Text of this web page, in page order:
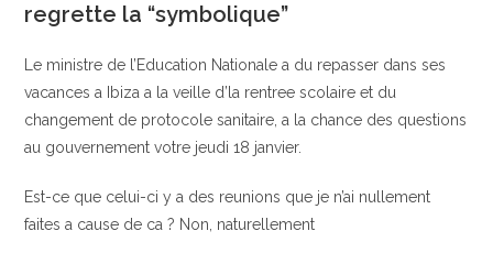
regrette la “symbolique”
Le ministre de l’Education Nationale a du repasser dans ses
vacances a Ibiza a la veille d’la rentree scolaire et du
changement de protocole sanitaire, a la chance des questions
au gouvernement votre jeudi 18 janvier.
Est-ce que celui-ci y a des reunions que je n’ai nullement
faites a cause de ca ? Non, naturellement